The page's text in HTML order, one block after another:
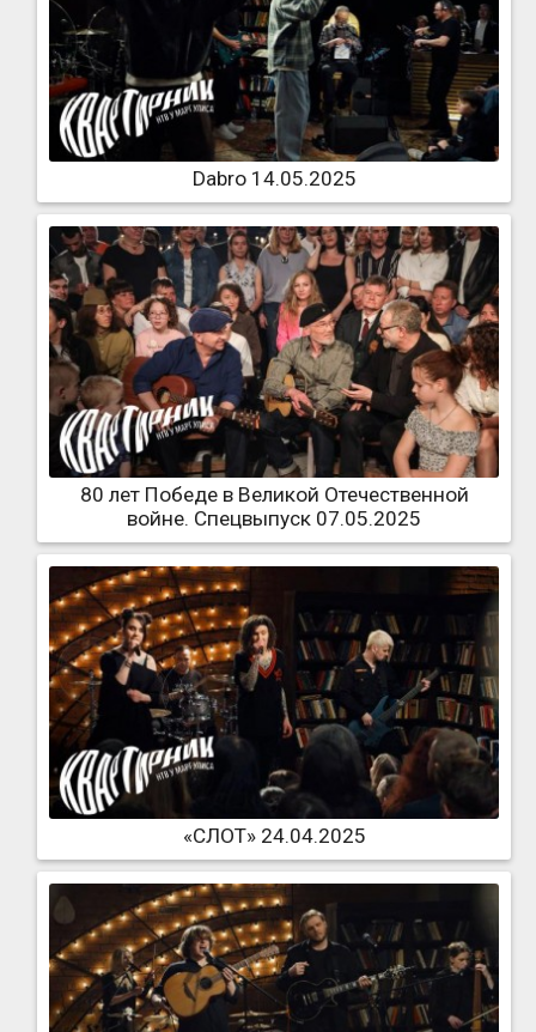
Dabro 14.05.2025
80 лет Победе в Великой Отечественной
войне. Спецвыпуск 07.05.2025
«СЛОТ» 24.04.2025